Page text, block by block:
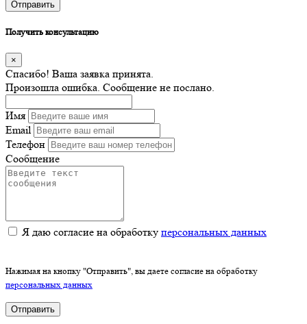
Отправить
Получить консультацию
×
Спасибо! Ваша заявка принята.
Произошла ошибка. Сообщение не послано.
Имя
Email
Телефон
Сообщение
Я даю согласие на обработку персональных данных
Нажимая на кнопку "Отправить", вы даете согласие на обработку
персональных данных
Отправить